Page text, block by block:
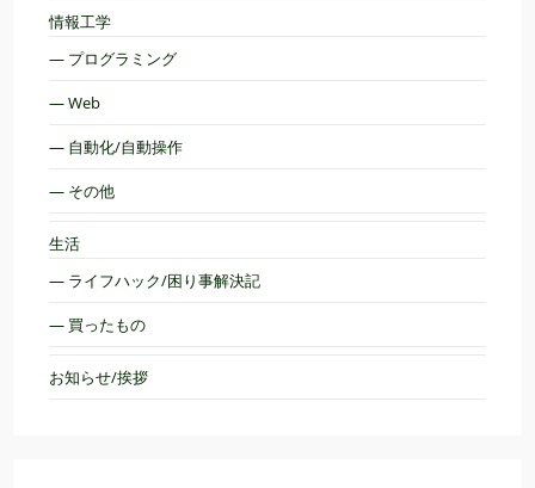
情報工学
— プログラミング
— Web
— 自動化/自動操作
— その他
生活
— ライフハック/困り事解決記
— 買ったもの
お知らせ/挨拶